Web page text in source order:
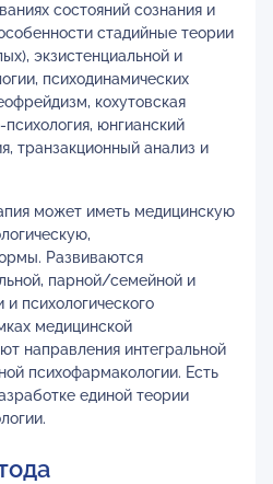
состояний сознания и
стадийные теории
экзистенциальной и
психодинамических
кохутовская
юнгианский
транзакционный анализ и
может иметь медицинскую
Развиваются
парной/семейной и
психологического
медицинской
направления интегральной
психофармакологии. Есть
единой теории